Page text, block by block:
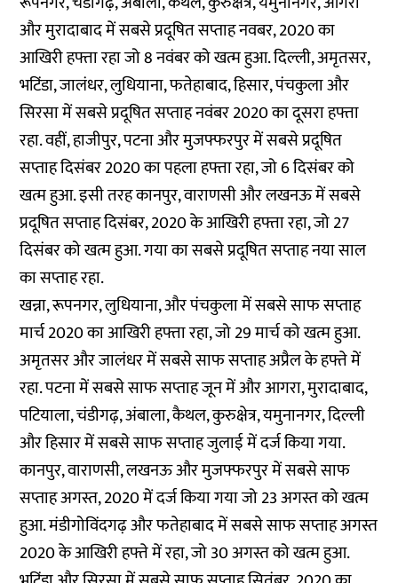
और मुरादाबाद में सबसे प्रदूषित सप्ताह नवबर, 2020 का
आखिरी हफ्ता रहा जो 8 नवंबर को खत्म हुआ. दिल्ली, अमृतसर,
भटिंडा, जालंधर, लुधियाना, फतेहाबाद, हिसार, पंचकुला और
सिरसा में सबसे प्रदूषित सप्ताह नवंबर 2020 का दूसरा हफ्ता
रहा. वहीं, हाजीपुर, पटना और मुजफ्फरपुर में सबसे प्रदूषित
सप्ताह दिसंबर 2020 का पहला हफ्ता रहा, जो 6 दिसंबर को
खत्म हुआ. इसी तरह कानपुर, वाराणसी और लखनऊ में सबसे
प्रदूषित सप्ताह दिसंबर, 2020 के आखिरी हफ्ता रहा, जो 27
दिसंबर को खत्म हुआ. गया का सबसे प्रदूषित सप्ताह नया साल
का सप्ताह रहा.
खन्ना, रूपनगर, लुधियाना, और पंचकुला में सबसे साफ सप्ताह
मार्च 2020 का आखिरी हफ्ता रहा, जो 29 मार्च को खत्म हुआ.
अमृतसर और जालंधर में सबसे साफ सप्ताह अप्रैल के हफ्ते में
रहा. पटना में सबसे साफ सप्ताह जून में और आगरा, मुरादाबाद,
पटियाला, चंडीगढ़, अंबाला, कैथल, कुरुक्षेत्र, यमुनानगर, दिल्ली
और हिसार में सबसे साफ सप्ताह जुलाई में दर्ज किया गया.
कानपुर, वाराणसी, लखनऊ और मुजफ्फरपुर में सबसे साफ
सप्ताह अगस्त, 2020 में दर्ज किया गया जो 23 अगस्त को खत्म
हुआ. मंडीगोविंदगढ़ और फतेहाबाद में सबसे साफ सप्ताह अगस्त
2020 के आखिरी हफ्ते में रहा, जो 30 अगस्त को खत्म हुआ.